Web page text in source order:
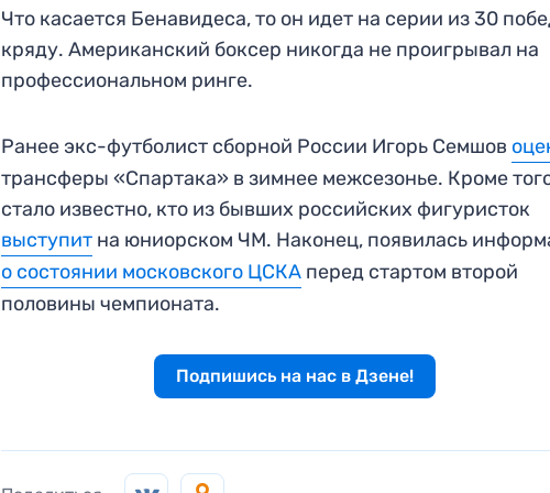
Что касается Бенавидеса, то он идет на серии из 30
кряду. Американский боксер никогда не проигрывал на
профессиональном ринге.
Ранее экс-футболист сборной России Игорь Семшов
трансферы «Спартака» в зимнее межсезонье. Кроме
стало известно, кто из бывших российских фигуристок
выступит на юниорском ЧМ. Наконец, появилась
о состоянии московского ЦСКА перед стартом второй
половины чемпионата.
Подпишись на нас в Дзене!